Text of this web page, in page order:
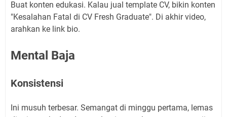
Buat konten edukasi. Kalau jual template CV, bikin konten
"Kesalahan Fatal di CV Fresh Graduate". Di akhir video,
arahkan ke link bio.
Mental Baja
Konsistensi
Ini musuh terbesar. Semangat di minggu pertama, lemas